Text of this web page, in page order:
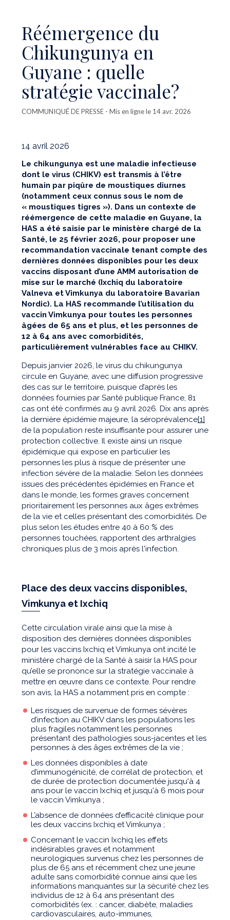
Réémergence du
Chikungunya en
Guyane : quelle
stratégie vaccinale?
COMMUNIQUÉ DE PRESSE - Mis en ligne le 14 avr. 2026
14 avril 2026
Le chikungunya est une maladie infectieuse
dont le virus (CHIKV) est transmis à l’être
humain par piqûre de moustiques diurnes
(notamment ceux connus sous le nom de
« moustiques tigres »). Dans un contexte de
réémergence de cette maladie en Guyane, la
HAS a été saisie par le ministère chargé de la
Santé, le 25 février 2026, pour proposer une
recommandation vaccinale tenant compte des
dernières données disponibles pour les deux
vaccins disposant d’une AMM autorisation de
mise sur le marché (Ixchiq du laboratoire
Valneva et Vimkunya du laboratoire Bavarian
Nordic). La HAS recommande l’utilisation du
vaccin Vimkunya pour toutes les personnes
âgées de 65 ans et plus, et les personnes de
12 à 64 ans avec comorbidités,
particulièrement vulnérables face au CHIKV.
Depuis janvier 2026, le virus du chikungunya
circule en Guyane, avec une diffusion progressive
des cas sur le territoire, puisque d’après les
données fournies par Santé publique France, 81
cas ont été confirmés au 9 avril 2026. Dix ans après
la dernière épidémie majeure, la séroprévalence[1]
de la population reste insuffisante pour assurer une
protection collective. Il existe ainsi un risque
épidémique qui expose en particulier les
personnes les plus à risque de présenter une
infection sévère de la maladie. Selon les données
issues des précédentes épidémies en France et
dans le monde, les formes graves concernent
prioritairement les personnes aux âges extrêmes
de la vie et celles présentant des comorbidités. De
plus selon les études entre 40 à 60 % des
personnes touchées, rapportent des arthralgies
chroniques plus de 3 mois après l'infection.
Place des deux vaccins disponibles,
Vimkunya et Ixchiq
Cette circulation virale ainsi que la mise à
disposition des dernières données disponibles
pour les vaccins Ixchiq et Vimkunya ont incité le
ministère chargé de la Santé à saisir la HAS pour
qu’elle se prononce sur la stratégie vaccinale à
mettre en œuvre dans ce contexte. Pour rendre
son avis, la HAS a notamment pris en compte :
Les risques de survenue de formes sévères
d’infection au CHIKV dans les populations les
plus fragiles notamment les personnes
présentant des pathologies sous-jacentes et les
personnes à des âges extrêmes de la vie ;
Les données disponibles à date
d’immunogénicité, de corrélat de protection, et
de durée de protection documentée jusqu'à 4
ans pour le vaccin Ixchiq et jusqu'à 6 mois pour
le vaccin Vimkunya ;
L’absence de données d’efficacité clinique pour
les deux vaccins Ixchiq et Vimkunya ;
Concernant le vaccin Ixchiq les effets
indésirables graves et notamment
neurologiques survenus chez les personnes de
plus de 65 ans et récemment chez une jeune
adulte sans comorbidité connue ainsi que les
informations manquantes sur la sécurité chez les
individus de 12 à 64 ans présentant des
comorbidités (ex. : cancer, diabète, maladies
cardiovasculaires, auto-immunes,